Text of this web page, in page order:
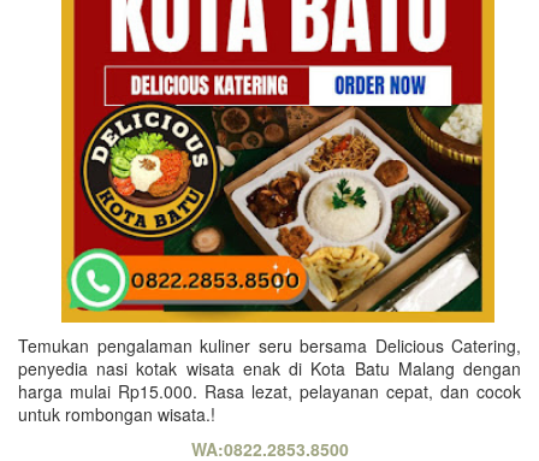
Temukan pengalaman kuliner seru bersama Delicious Catering,
penyedia nasi kotak wisata enak di Kota Batu Malang dengan
harga mulai Rp15.000. Rasa lezat, pelayanan cepat, dan cocok
untuk rombongan wisata.!
WA:0822.2853.8500